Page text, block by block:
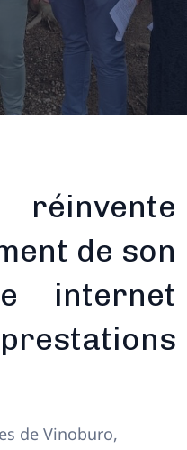
réinvente
de son
internet
de Vinoburo,